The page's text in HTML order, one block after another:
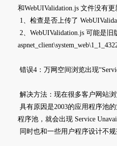
和WebUIValidation.js 文件没有
1、检查是否上传了
2、WebUIValidation.js 可能是
错误4：万网空间浏览出现
解决方法：现在很多客户网站浏
具有原因是2003的应用程序池
程序池，就会出现 Service
同时也和一些用户程序设计不